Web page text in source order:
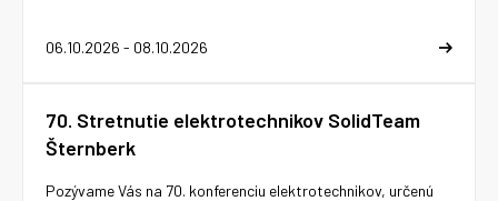
06.10.2026 - 08.10.2026
70. Stretnutie elektrotechnikov SolidTeam
Šternberk
Pozývame Vás na 70. konferenciu elektrotechnikov, určenú